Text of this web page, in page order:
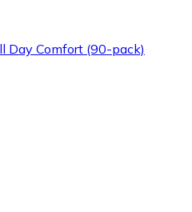
Day Comfort (90-pack)